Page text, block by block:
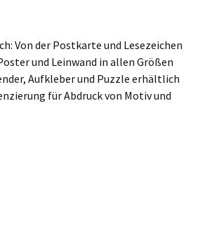
Von der Postkarte und Lesezeichen
und Leinwand in allen Größen
Aufkleber und Puzzle erhältlich
für Abdruck von Motiv und